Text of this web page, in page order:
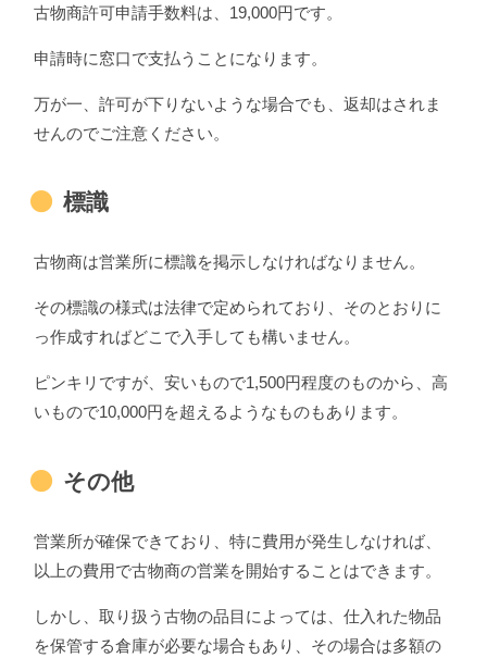
古物商許可申請手数料は、19,000円です。
申請時に窓口で支払うことになります。
万が一、許可が下りないような場合でも、返却はされま
せんのでご注意ください。
標識
古物商は営業所に標識を掲示しなければなりません。
その標識の様式は法律で定められており、そのとおりに
っ作成すればどこで入手しても構いません。
ピンキリですが、安いもので1,500円程度のものから、高
いもので10,000円を超えるようなものもあります。
その他
営業所が確保できており、特に費用が発生しなければ、
以上の費用で古物商の営業を開始することはできます。
しかし、取り扱う古物の品目によっては、仕入れた物品
を保管する倉庫が必要な場合もあり、その場合は多額の